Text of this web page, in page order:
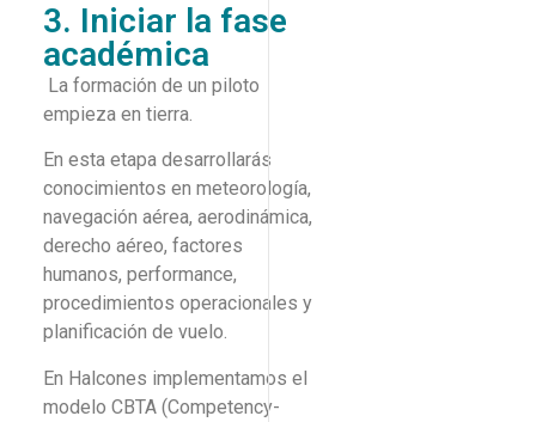
3. Iniciar la fase
académica
La formación de un piloto
empieza en tierra.
En esta etapa desarrollarás
conocimientos en meteorología,
navegación aérea, aerodinámica,
derecho aéreo, factores
humanos, performance,
procedimientos operacionales y
planificación de vuelo.
En Halcones implementamos el
modelo CBTA (Competency-